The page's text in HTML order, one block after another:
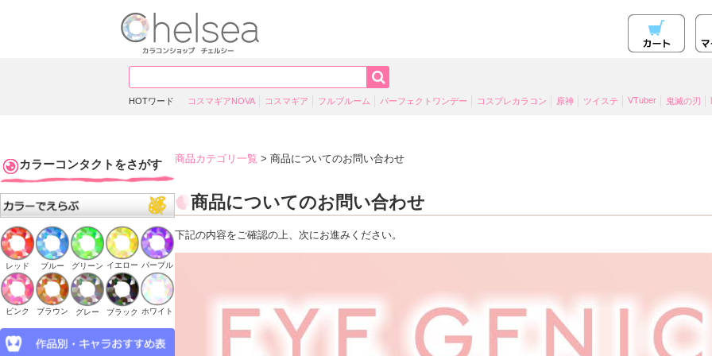
HOTワード コスマギアNOVA コスマギア フルブルーム パーフェクトワンデー コスプレカラコン 原神 ツイステ VTuber 鬼滅の刃
カラーコンタクトをさがす
レッド ブルー グリーン イエロー パープル
ピンク ブラウン グレー ブラック ホワイト
商品カテゴリ一覧 > 商品についてのお問い合わせ
商品についてのお問い合わせ
下記の内容をご確認の上、次にお進みください。